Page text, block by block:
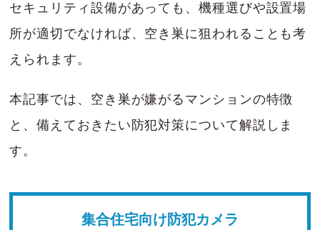
セキュリティ設備があっても、機種選びや設置場
所が適切でなければ、空き巣に狙われることも考
えられます。
本記事では、空き巣が嫌がるマンションの特徴
と、備えておきたい防犯対策について解説しま
す。
集合住宅向け防犯カメラ